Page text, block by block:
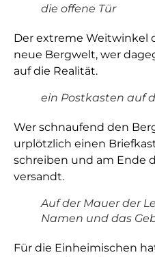
die offene Tür
Der extreme Weitwinkel
neue Bergwelt, wer
auf die Realität.
ein Postkasten auf
Wer schnaufend den
urplötzlich einen
schreiben und am Ende
versandt.
Auf der Mauer der
Namen und das
Für die Einheimischen